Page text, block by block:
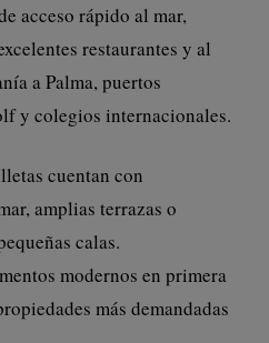
acceso rápido al mar,
restaurantes y al
a Palma, puertos
y colegios internacionales.
cuentan con
amplias terrazas o
calas.
modernos en primera
más demandadas